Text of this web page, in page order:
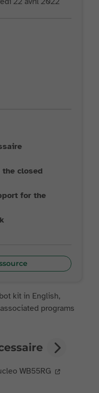
closed
for the
kit in English,
programs
WB55RG